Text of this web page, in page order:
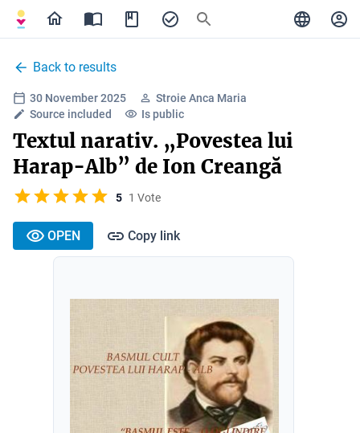
Back to results
30 November 2025
Stroie Anca Maria
Source included
Is public
Textul narativ. „Povestea lui
Harap-Alb” de Ion Creangă
5 1 Vote
OPEN Copy link